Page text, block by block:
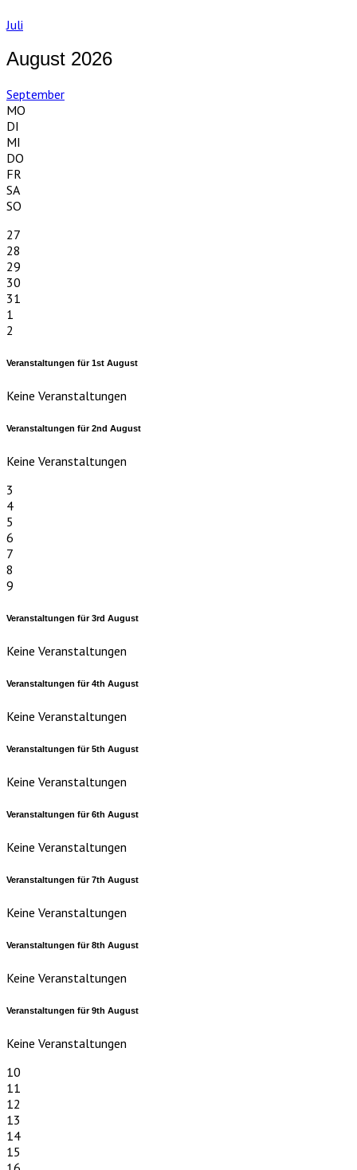
Juli
August 2026
September
MO
DI
MI
DO
FR
SA
SO
27
28
29
30
31
1
2
Veranstaltungen für1st August
Keine Veranstaltungen
Veranstaltungen für2nd August
Keine Veranstaltungen
3
4
5
6
7
8
9
Veranstaltungen für3rd August
Keine Veranstaltungen
Veranstaltungen für4th August
Keine Veranstaltungen
Veranstaltungen für5th August
Keine Veranstaltungen
Veranstaltungen für6th August
Keine Veranstaltungen
Veranstaltungen für7th August
Keine Veranstaltungen
Veranstaltungen für8th August
Keine Veranstaltungen
Veranstaltungen für9th August
Keine Veranstaltungen
10
11
12
13
14
15